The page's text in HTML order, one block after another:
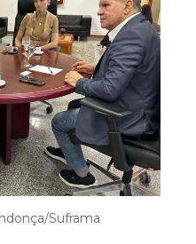
Suframa